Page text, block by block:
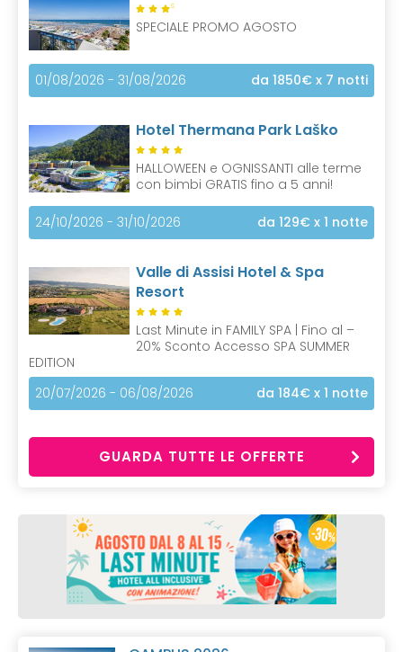
S
SPECIALE PROMO AGOSTO
01/08/2026 - 31/08/2026 da 1850€ x 7 notti
Hotel Thermana Park Laško
HALLOWEEN e OGNISSANTI alle terme
con bimbi GRATIS fino a 5 anni!
24/10/2026 - 31/10/2026 da 129€ x 1 notte
Valle di Assisi Hotel & Spa
Resort
Last Minute in FAMILY SPA | Fino al –
20% Sconto Accesso SPA SUMMER
EDITION
20/07/2026 - 06/08/2026
da 184€ x 1 notte
GUARDA TUTTE LE OFFERTE